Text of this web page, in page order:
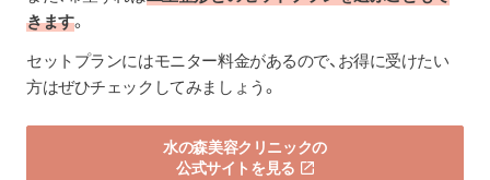
きます。
セットプランにはモニター料金があるので、お得に受けたい
方はぜひチェックしてみましょう。
水の森美容クリニックの
公式サイトを見る